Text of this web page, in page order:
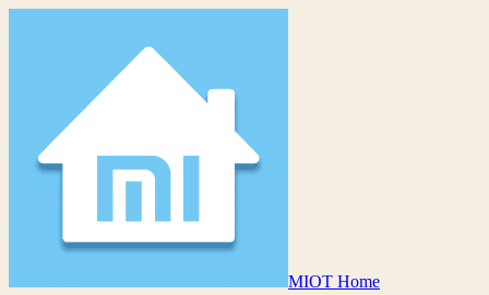
MIOT Home